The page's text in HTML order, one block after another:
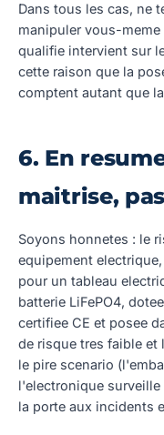
Dans tous les cas, ne
manipuler vous-
qualifie intervient sur
cette raison que la
comptent autant que
6. En
maitrise,
Soyons honnetes : le
equipement
pour un tableau
batterie LiFePO4,
certifiee CE et posee
de risque tres faible et
le pire scenario
l'electronique
la porte aux incidents